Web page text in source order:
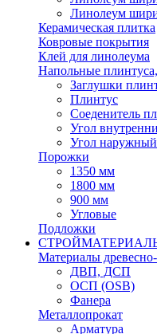
Линолеум
Керамическая плитка
Ковровые покрытия
Клей для линолеума
Напольные
Заглушки
Плинтус
Соеденитель
Угол
Угол наружный
Порожки
1350 мм
1800 мм
900 мм
Угловые
Подложки
Материалы
ДВП, ДСП
ОСП (OSB)
Фанера
Металлопрокат
Арматура